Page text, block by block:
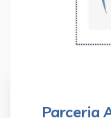
Parceria